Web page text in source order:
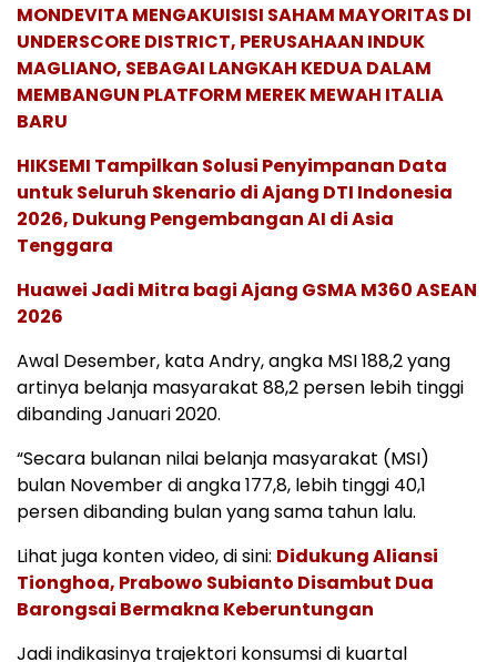
MONDEVITA MENGAKUISISI SAHAM MAYORITAS DI
UNDERSCORE DISTRICT, PERUSAHAAN INDUK
MAGLIANO, SEBAGAI LANGKAH KEDUA DALAM
MEMBANGUN PLATFORM MEREK MEWAH ITALIA
BARU
HIKSEMI Tampilkan Solusi Penyimpanan Data
untuk Seluruh Skenario di Ajang DTI Indonesia
2026, Dukung Pengembangan AI di Asia
Tenggara
Huawei Jadi Mitra bagi Ajang GSMA M360 ASEAN
2026
Awal Desember, kata Andry, angka MSI 188,2 yang
artinya belanja masyarakat 88,2 persen lebih tinggi
dibanding Januari 2020.
“Secara bulanan nilai belanja masyarakat (MSI)
bulan November di angka 177,8, lebih tinggi 40,1
persen dibanding bulan yang sama tahun lalu.
Lihat juga konten video, di sini: Didukung Aliansi
Tionghoa, Prabowo Subianto Disambut Dua
Barongsai Bermakna Keberuntungan
Jadi indikasinya trajektori konsumsi di kuartal